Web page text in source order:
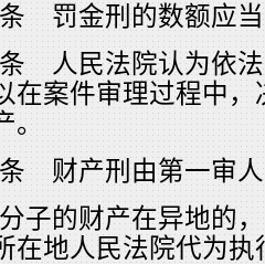
罚金刑的数额应
人民法院认为依
在案件审理过程中
。
财产刑由第一审
子的财产在异地的
在地人民法院代为执